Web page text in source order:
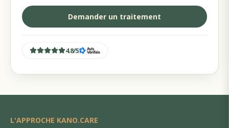
Demander un traitement
4.8/5
L'APPROCHE KANO.CARE